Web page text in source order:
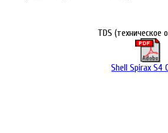
TDS (техническое
Shell Spirax S4